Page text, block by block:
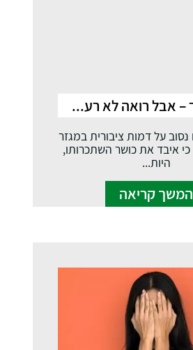
– אבל רואה לא רע...
נסוב על דמות ציבורית במגזר
איבד את כושר השתכרותו,
היות...
המשך קריאה